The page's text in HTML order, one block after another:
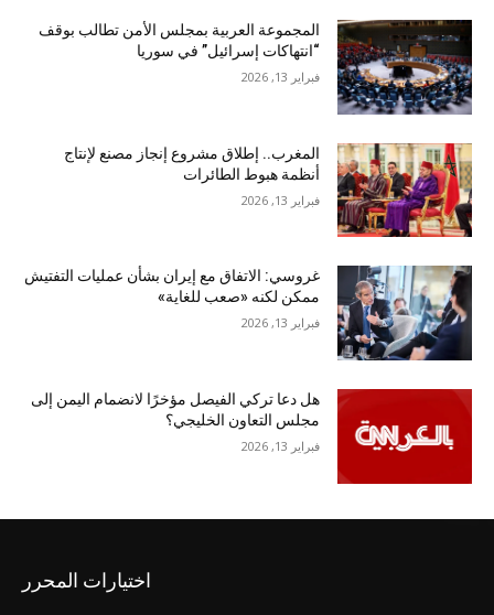
المجموعة العربية بمجلس الأمن تطالب بوقف
“انتهاكات إسرائيل” في سوريا
فبراير 13, 2026
المغرب.. إطلاق مشروع إنجاز مصنع لإنتاج
أنظمة هبوط الطائرات
فبراير 13, 2026
غروسي: الاتفاق مع إيران بشأن عمليات التفتيش
ممكن لكنه «صعب للغاية»
فبراير 13, 2026
هل دعا تركي الفيصل مؤخرًا لانضمام اليمن إلى
مجلس التعاون الخليجي؟
فبراير 13, 2026
اختيارات المحرر